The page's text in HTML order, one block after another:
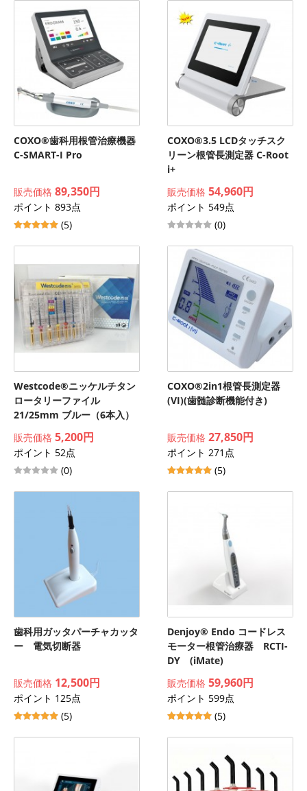
COXO®歯科用根管治療機器
C-SMART-I Pro
販売価格 89,350円
ポイント 893点
(5)
COXO®3.5 LCDタッチスク
リーン根管長測定器 C-Root
i+
販売価格 54,960円
ポイント 549点
(0)
Westcode®ニッケルチタン
ロータリーファイル
21/25mm ブルー（6本入）
販売価格 5,200円
ポイント 52点
(0)
COXO®2in1根管長測定器
(VI)(歯髄診断機能付き)
販売価格 27,850円
ポイント 271点
(5)
歯科用ガッタパーチャカッタ
ー 電気切断器
販売価格 12,500円
ポイント 125点
(5)
Denjoy® Endo コードレス
モーター根管治療器 RCTI-
DY (iMate)
販売価格 59,960円
ポイント 599点
(5)